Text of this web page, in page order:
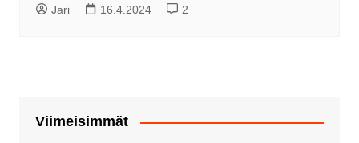
Jari 16.4.2024 2
Viimeisimmät